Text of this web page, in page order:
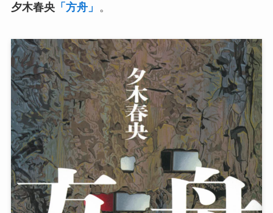
夕木春央「方舟」 。